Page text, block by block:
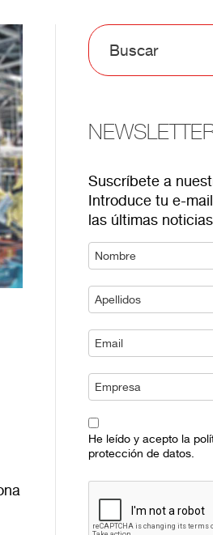
Suscríbete a
Introduce tu e-
las últimas noticias.
He leído y acepto la
protección de datos.